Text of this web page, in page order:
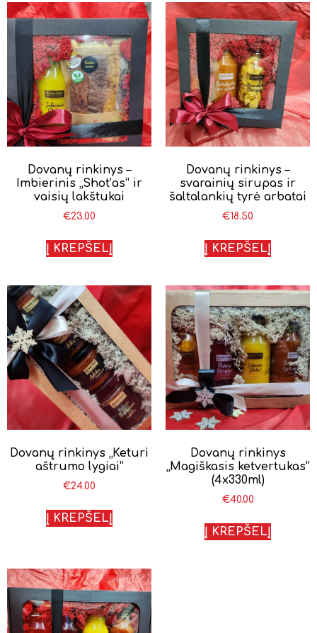
Dovanų rinkinys –
Imbierinis „Shot’as“ ir
vaisių lakštukai
€23.00
Į KREPŠELĮ
Dovanų rinkinys –
svarainių sirupas ir
šaltalankių tyrė arbatai
€18.50
Į KREPŠELĮ
Dovanų rinkinys „Keturi
aštrumo lygiai”
€24.00
Į KREPŠELĮ
Dovanų rinkinys
„Magiškasis ketvertukas”
(4x330ml)
€40.00
Į KREPŠELĮ